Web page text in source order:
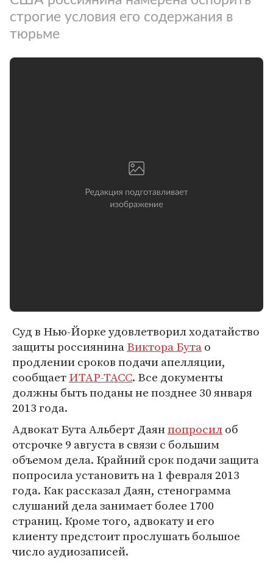
строгие условия его содержания в
тюрьме
Суд в Нью-Йорке удовлетворил ходатайство
защиты россиянинаВиктора Бутао
продлении сроков подачи апелляции,
сообщаетИТАР-ТАСС. Все документы
должны быть поданы не позднее 30 января
2013 года.
Адвокат Бута Альберт Даянпопросилоб
отсрочке 9 августа в связи с большим
объемом дела. Крайний срок подачи защита
попросила установить на 1 февраля 2013
года. Как рассказал Даян, стенограмма
слушаний дела занимает более 1700
страниц. Кроме того, адвокату и его
клиенту предстоит прослушать большое
число аудиозаписей.